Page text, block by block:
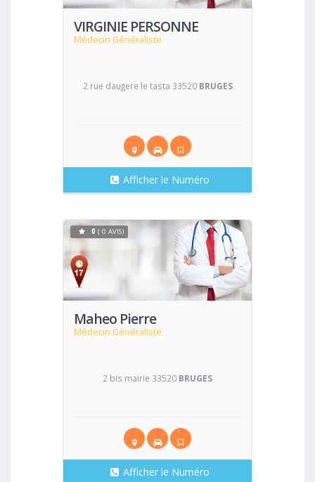
VIRGINIE PERSONNE
Médecin Généraliste
2 rue daugere le tasta 33520 BRUGES
Afficher le Numéro
Maheo Pierre
Médecin Généraliste
Voir
0 ( 0 AVIS)
2 bis mairie 33520 BRUGES
Afficher le Numéro